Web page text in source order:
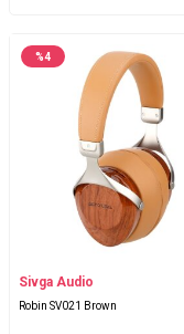
%4
Sivga Audio
Robin SV021 Brown